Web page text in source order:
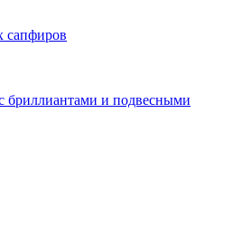
сапфиров
бриллиантами и подвесными